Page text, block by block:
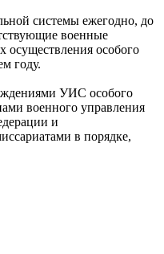
системы ежегодно, до
военные
осуществления особого
году.
УИС особого
военного управления
и
в порядке,